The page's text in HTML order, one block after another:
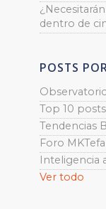
dentro de
POSTS
Top 10
Tendencias
Foro MKTefa
Inteligencia
Ver todo